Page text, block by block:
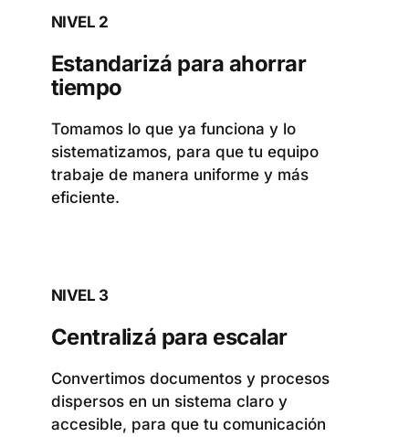
NIVEL 2
Estandarizá para ahorrar
tiempo
Tomamos lo que ya funciona y lo
sistematizamos, para que tu equipo
trabaje de manera uniforme y más
eficiente.
NIVEL 3
Centralizá para escalar
Convertimos documentos y procesos
dispersos en un sistema claro y
accesible, para que tu comunicación